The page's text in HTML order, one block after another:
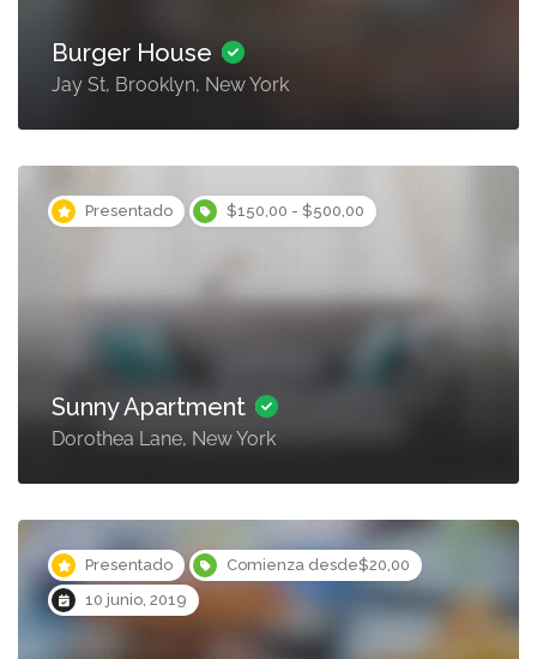
Burger House
Jay St, Brooklyn, New York
Presentado $150,00 - $500,00
Sunny Apartment
Dorothea Lane, New York
Presentado
Comienza desde$20,00
10 junio, 2019